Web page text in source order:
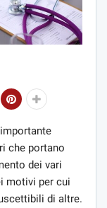
che portano
dei vari
motivi per cui
di altre.